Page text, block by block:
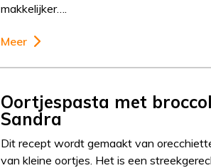
makkelijker….
Meer
Oortjespasta met
Sandra
Dit recept wordt gemaakt van
van kleine oortjes. Het is een